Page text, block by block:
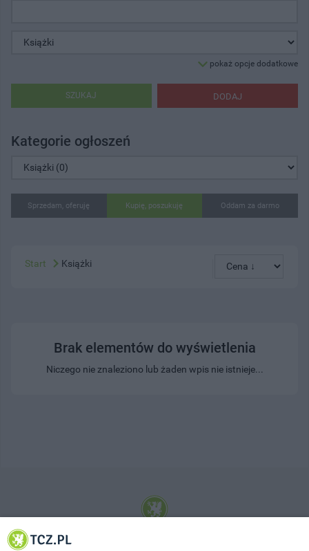
pokaż opcje dodatkowe
DODAJ
SZUKAJ
Kategorie ogłoszeń
Sprzedam, oferuję Kupię, poszukuję Oddam za darmo
Start Książki
Brak elementów do wyświetlenia
Niczego nie znaleziono lub żaden wpis nie istnieje...
© 2001-2026 Tczew - TCZ.PL Sp. z o.o. Internetowy Serwis Informacyjny Miasta